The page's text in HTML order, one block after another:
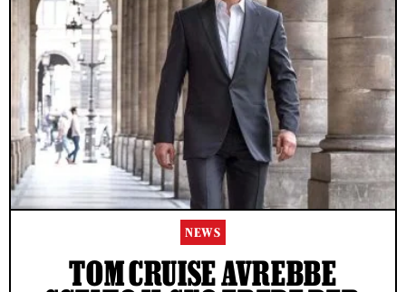
NEWS
TOM CRUISE AVREBBE